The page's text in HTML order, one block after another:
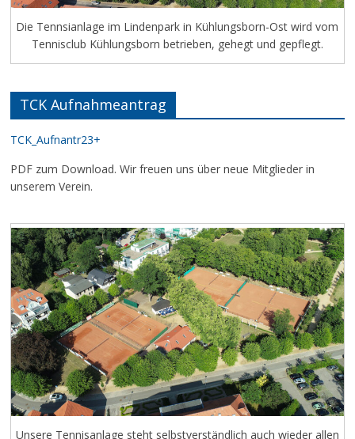
Die Tennsianlage im Lindenpark in Kühlungsborn-Ost wird vom
Tennisclub Kühlungsborn betrieben, gehegt und gepflegt.
TCK Aufnahmeantrag
TCK_Aufnantr23+
PDF zum Download. Wir freuen uns über neue Mitglieder in
unserem Verein.
Unsere Tennisanlage steht selbstverständlich auch wieder allen